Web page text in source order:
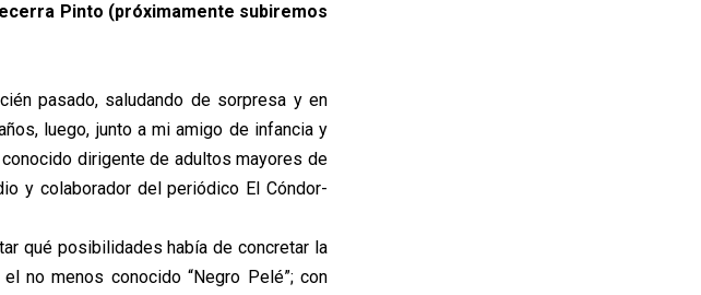
Pinto (próximamente subiremos
pasado, saludando de sorpresa y en
luego, junto a mi amigo de infancia y
dirigente de adultos mayores de
y colaborador del periódico El Cóndor-
qué posibilidades había de concretar la
no menos conocido “Negro Pelé”; con